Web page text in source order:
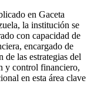
en Gaceta
la institución se
con capacidad de
encargado de
las estrategias del
y control financiero,
en esta área clave